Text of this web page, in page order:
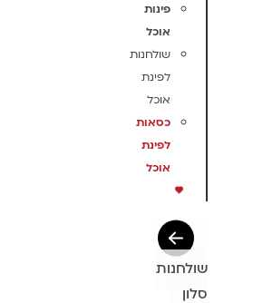
פינות
אוכל
שולחנות
לפינת
אוכל
כסאות
לפינת
אוכל
שולחנות
סלון